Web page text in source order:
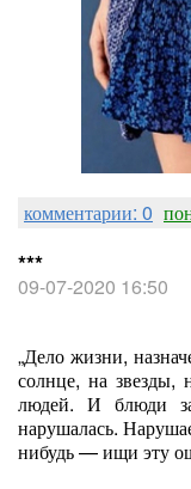
комментарии: 0
***
09-07-2020 16:50
„Дело жизни,
солнце, на звезды,
людей. И блюди
нарушалась.
нибудь — ищи эту